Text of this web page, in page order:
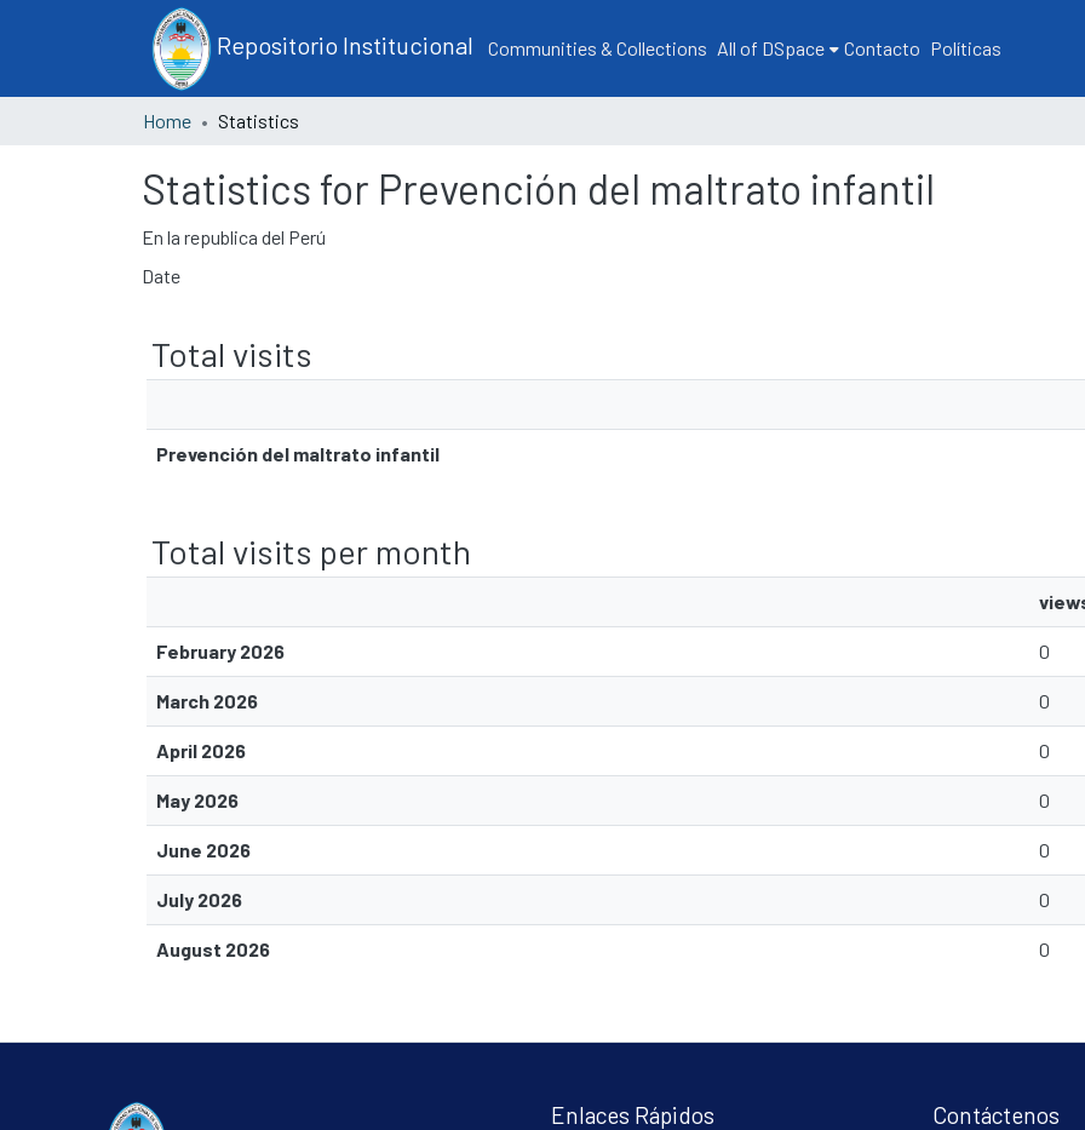
Repositorio Institucional Communities & Collections All of DSpace Contacto Políticas
Home Statistics
Statistics for Prevención del maltrato infantil
En la republica del Perú
Date
Total visits
Prevención del maltrato infantil
Total visits per month
February 2026 0
March 2026 0
April 2026 0
May 2026 0
June 2026 0
July 2026 0
August 2026 0
Enlaces Rápidos Contáctenos